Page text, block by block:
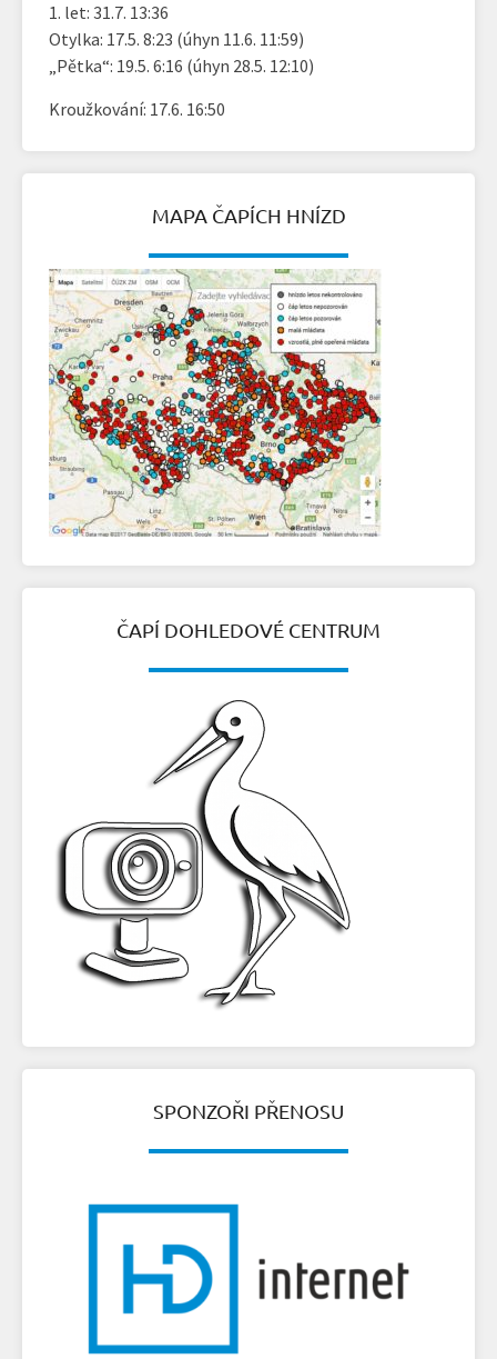
1. let: 31.7. 13:36
Otylka: 17.5. 8:23 (úhyn 11.6. 11:59)
„Pětka“: 19.5. 6:16 (úhyn 28.5. 12:10)
Kroužkování: 17.6. 16:50
MAPA ČAPÍCH HNÍZD
ČAPÍ DOHLEDOVÉ CENTRUM
SPONZOŘI PŘENOSU